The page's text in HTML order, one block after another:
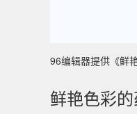
96编辑器提供《鲜
鲜艳色彩